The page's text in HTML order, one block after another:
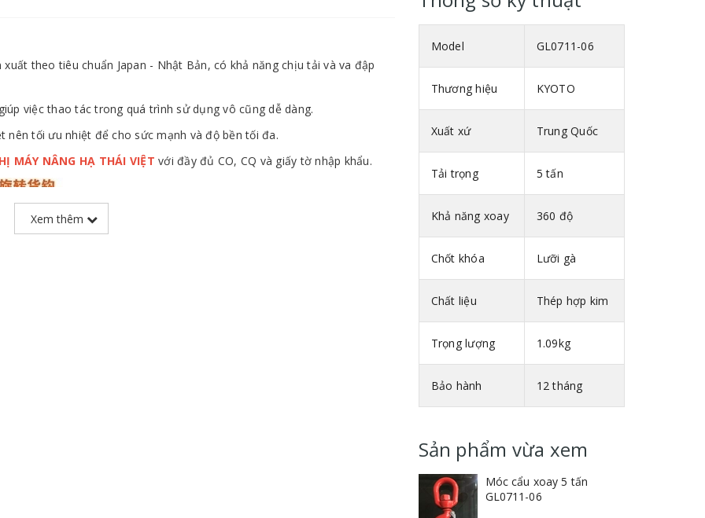
theo tiêu chuẩn Japan - Nhật Bản, có khả năng chịu tải và va đập
việc thao tác trong quá trình sử dụng vô cũng dễ dàng.
tối ưu nhiệt để cho sức mạnh và độ bền tối đa.
MÁY NÂNG HẠ THÁI VIỆT với đầy đủ CO, CQ và giấy tờ nhập khẩu.
Xem thêm
Model GL0711-06
Thương hiệu KYOTO
Xuất xứ Trung Quốc
Tải trọng 5 tấn
Khả năng xoay 360 độ
Chốt khóa Lưỡi gà
Chất liệu Thép hợp kim
Trọng lượng 1.09kg
Bảo hành 12 tháng
Sản phẩm vừa xem
Móc cẩu xoay 5 tấn
GL0711-06